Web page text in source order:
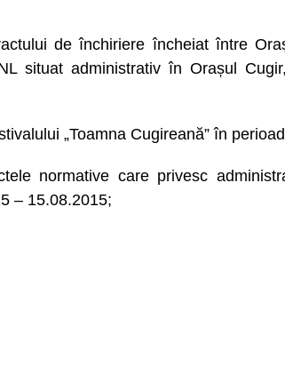
de închiriere încheiat între
situat administrativ în Orașul
„Toamna Cugireană” în
normative care privesc
– 15.08.2015;